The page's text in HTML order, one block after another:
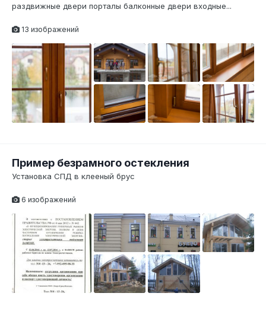
раздвижные двери порталы балконные двери входные...
13 изображений
Пример безрамного остекления
Установка СПД в клееный брус
6 изображений